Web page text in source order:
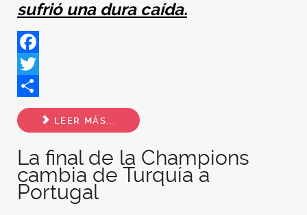
sufrió una dura caída.
Facebook
Twitter
Share
LEER MÁS...
La final de la Champions
cambia de Turquía a
Portugal